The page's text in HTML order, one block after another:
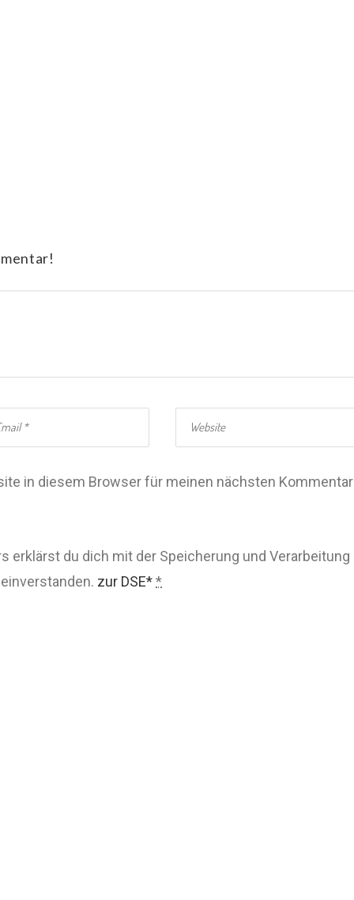
in diesem Browser für meinen nächsten Kommentar
erklärst du dich mit der Speicherung und Verarbeitung
zur DSE**